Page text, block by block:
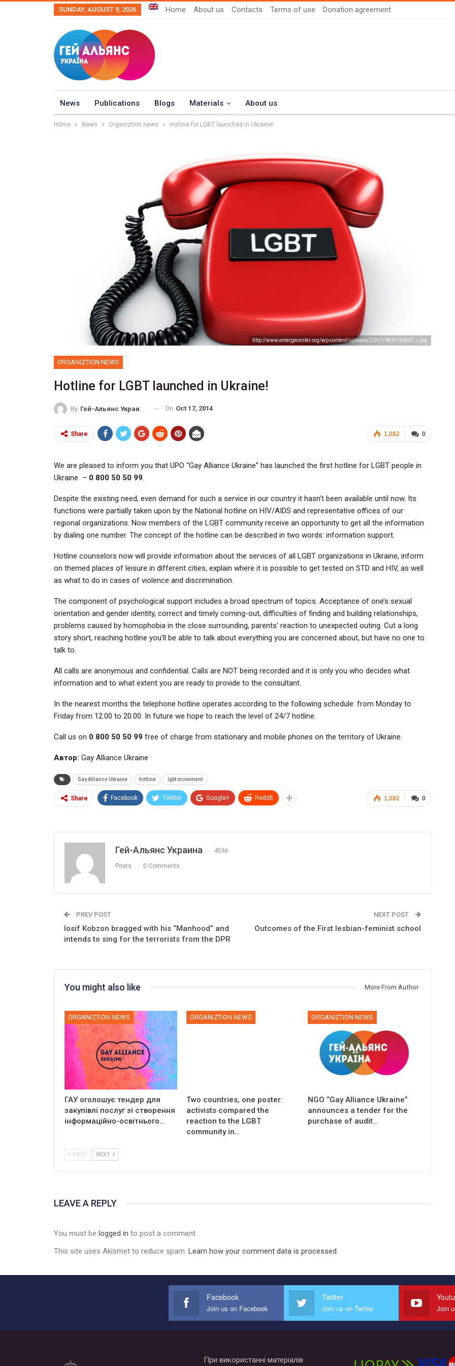
SUNDAY, AUGUST 9, 2026 Home About us Contacts Terms of use Donation agreement
News Publications Blogs Materials About us
Home News Organiztion news Hotline for LGBT launched in Ukraine!
http://www.emergecenter.org/wp-content/uploads/2011/08/9136667_l.jpg
ORGANIZTION NEWS
Hotline for LGBT launched in Ukraine!
By Гей-Альянс Украина On Oct 17, 2014
0
1,082
Share
We are pleased to inform you that UPO “Gay Alliance Ukraine” has launched the first hotline for LGBT people in
Ukraine – 0 800 50 50 99
Despite the existing need, even demand for such a service in our country it hasn't been available until now. Its
functions were partially taken upon by the National hotline on HIV/AIDS and representative offices of our
regional organizations. Now members of the LGBT community receive an opportunity to get all the information
by dialing one number. The concept of the hotline can be described in two words: information support.
Hotline counselors now will provide information about the services of all LGBT organizations in Ukraine, inform
on themed places of leisure in different cities, explain where it is possible to get tested on STD and HIV, as well
as what to do in cases of violence and discrimination.
The component of psychological support includes a broad spectrum of topics. Acceptance of one’s sexual
orientation and gender identity, correct and timely coming-out, difficulties of finding and building relationships,
problems caused by homophobia in the close surrounding, parents' reaction to unexpected outing. Cut a long
story short, reaching hotline you’ll be able to talk about everything you are concerned about, but have no one to
talk to.
All calls are anonymous and confidential. Calls are NOT being recorded and it is only you who decides what
information and to what extent you are ready to provide to the consultant.
In the nearest months the telephone hotline operates according to the following schedule: from Monday to
Friday from 12.00 to 20.00. In future we hope to reach the level of 24/7 hotline.
Call us on 0 800 50 50 99 free of charge from stationary and mobile phones on the territory of Ukraine.
Автор: Gay Alliance Ukraine
Gay Alliance Ukraine hotline lgbt movement
0
1,082
Share Facebook Twitter Google+ ReddIt
Гей-Альянс Украина 4596
Posts 0 Comments
PREV POST
Iosif Kobzon bragged with his “Manhood” and
intends to sing for the terrorists from the DPR
NEXT POST
Outcomes of the First lesbian-feminist school
You might also like More From Author
ORGANIZTION NEWS
ГАУ оголошує тендер для
закупівлі послуг зі створення
інформаційно-освітнього…
ORGANIZTION NEWS
Two countries, one poster:
activists compared the
reaction to the LGBT
community in…
ORGANIZTION NEWS
NGO “Gay Alliance Ukraine”
announces a tender for the
purchase of audit…
PREV NEXT
LEAVE A REPLY
You must be logged in to post a comment.
This site uses Akismet to reduce spam. Learn how your comment data is processed.
Facebook
Join us on Facebook
Twitter
Join us on Twitter Join
При використанні матеріалів